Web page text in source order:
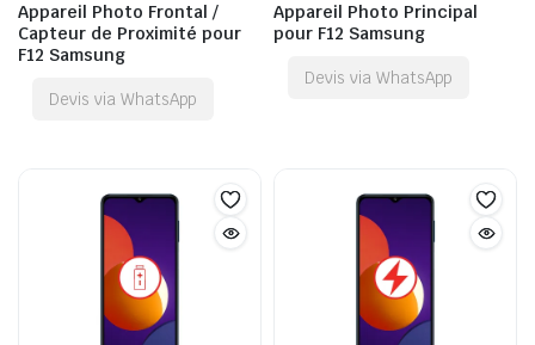
Appareil Photo Frontal /
Capteur de Proximité pour
F12 Samsung
Devis via WhatsApp
Appareil Photo Principal
pour F12 Samsung
Devis via WhatsApp